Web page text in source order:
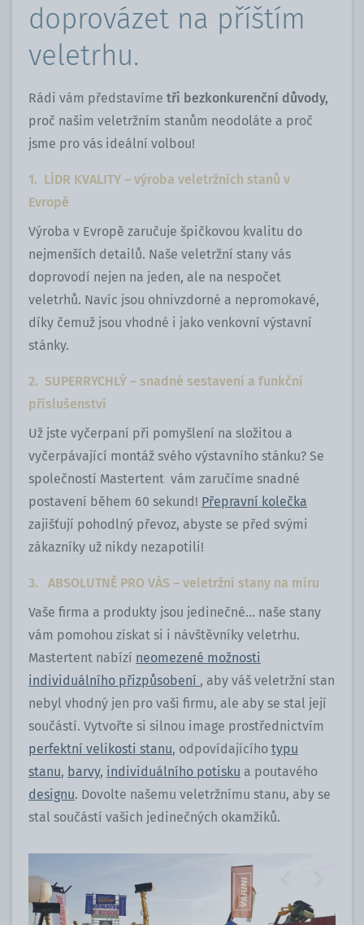
doprovázet na příštím
veletrhu.
Rádi vám představíme tři bezkonkurenční důvody,
proč našim veletržním stanům neodoláte a proč
jsme pro vás ideální volbou!
1. LÍDR KVALITY – výroba veletržních stanů v
Evropě
Výroba v Evropě zaručuje špičkovou kvalitu do
nejmenších detailů. Naše veletržní stany vás
doprovodí nejen na jeden, ale na nespočet
veletrhů. Navíc jsou ohnivzdorné a nepromokavé,
díky čemuž jsou vhodné i jako venkovní výstavní
stánky.
2. SUPERRYCHLÝ – snadné sestavení a funkční
příslušenství
Už jste vyčerpaní při pomyšlení na složitou a
vyčerpávající montáž svého výstavního stánku? Se
společností Mastertent vám zaručíme snadné
postavení během 60 sekund! Přepravní kolečka
zajišťují pohodlný převoz, abyste se před svými
zákazníky už nikdy nezapotili!
3. ABSOLUTNĚ PRO VÁS – veletržní stany na míru
Vaše firma a produkty jsou jedinečné... naše stany
vám pomohou získat si i návštěvníky veletrhu.
Mastertent nabízí neomezené možnosti
individuálního přizpůsobení , aby váš veletržní stan
nebyl vhodný jen pro vaši firmu, ale aby se stal její
součástí. Vytvořte si silnou image prostřednictvím
perfektní velikosti stanu, odpovídajícího typu
stanu, barvy, individuálního potisku a poutavého
designu. Dovolte našemu veletržnímu stanu, aby se
stal součástí vašich jedinečných okamžiků.